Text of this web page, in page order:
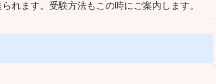
れます。受験方法もこの時にご案内します。